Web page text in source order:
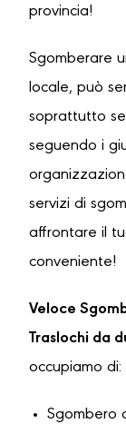
provincia!
Sgomberare
locale, può
soprattutto
seguendo i
servizi di
affrontare il
conveniente!
Veloce
Traslochi da
occupiamo di:
Sgombero